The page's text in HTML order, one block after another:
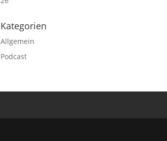
Kategorien
Allgemein
Podcast